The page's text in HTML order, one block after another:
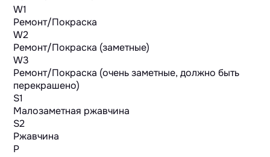
W1
Ремонт/Покраска
W2
Ремонт/Покраска (заметные)
W3
Ремонт/Покраска (очень заметные, должно быть
перекрашено)
S1
Малозаметная ржавчина
S2
Ржавчина
P